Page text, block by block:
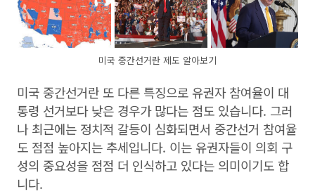
미국 중간선거란 제도 알아보기
미국 중간선거란 또 다른 특징으로 유권자 참여율이 대
통령 선거보다 낮은 경우가 많다는 점도 있습니다. 그러
나 최근에는 정치적 갈등이 심화되면서 중간선거 참여율
도 점점 높아지는 추세입니다. 이는 유권자들이 의회 구
성의 중요성을 점점 더 인식하고 있다는 의미이기도 합
니다.